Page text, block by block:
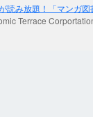
読み放題！「マンガ図
Terrace